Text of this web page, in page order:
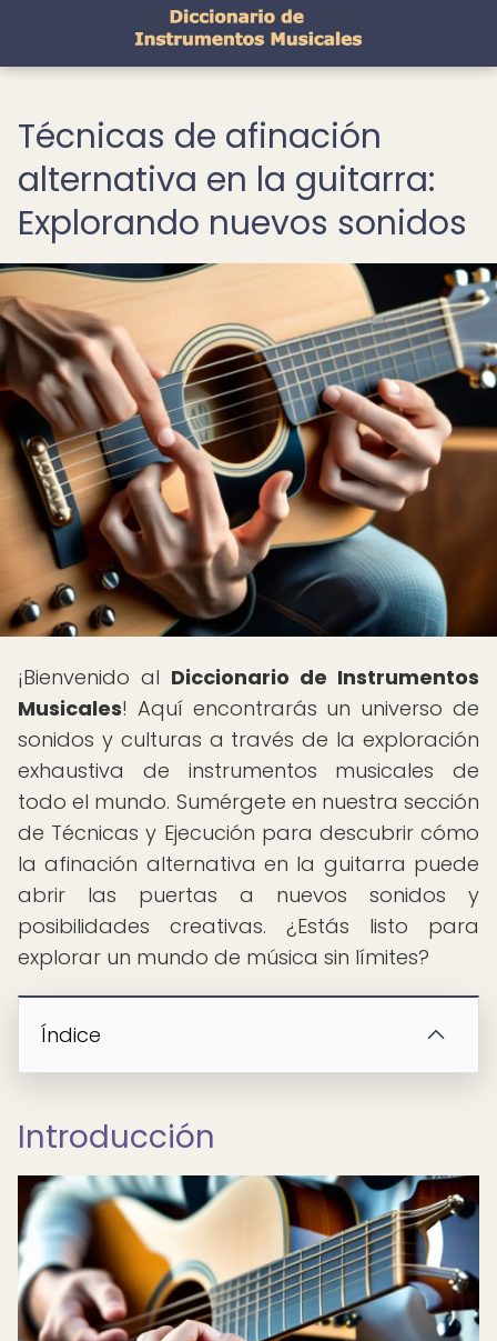
Técnicas de afinación
alternativa en la guitarra:
Explorando nuevos sonidos
¡Bienvenido al Diccionario de Instrumentos
Musicales! Aquí encontrarás un universo de
sonidos y culturas a través de la exploración
exhaustiva de instrumentos musicales de
todo el mundo. Sumérgete en nuestra sección
de Técnicas y Ejecución para descubrir cómo
la afinación alternativa en la guitarra puede
abrir las puertas a nuevos sonidos y
posibilidades creativas. ¿Estás listo para
explorar un mundo de música sin límites?
Índice
Introducción